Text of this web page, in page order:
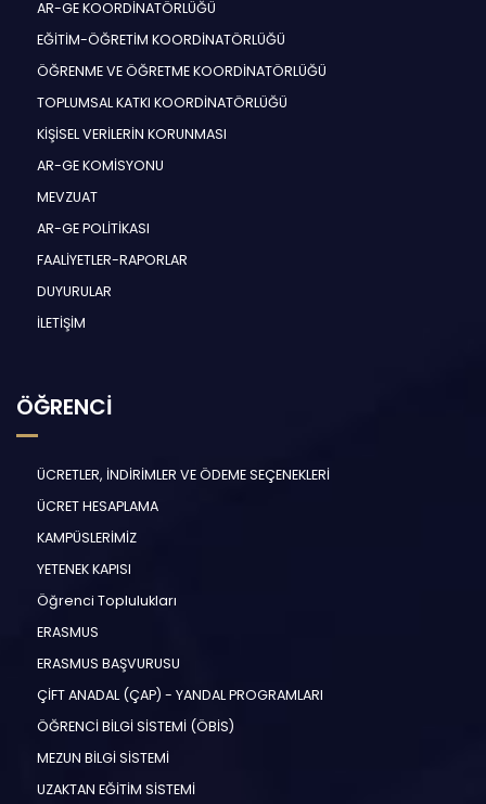
AR-GE KOORDİNATÖRLÜĞÜ
EĞİTİM-ÖĞRETİM KOORDİNATÖRLÜĞÜ
ÖĞRENME VE ÖĞRETME KOORDİNATÖRLÜĞÜ
TOPLUMSAL KATKI KOORDİNATÖRLÜĞÜ
KİŞİSEL VERİLERİN KORUNMASI
AR-GE KOMİSYONU
MEVZUAT
AR-GE POLİTİKASI
FAALİYETLER-RAPORLAR
DUYURULAR
İLETİŞİM
ÖĞRENCİ
ÜCRETLER, İNDİRİMLER VE ÖDEME SEÇENEKLERİ
ÜCRET HESAPLAMA
KAMPÜSLERİMİZ
YETENEK KAPISI
Öğrenci Toplulukları
ERASMUS
ERASMUS BAŞVURUSU
ÇİFT ANADAL (ÇAP) - YANDAL PROGRAMLARI
ÖĞRENCİ BİLGİ SİSTEMİ (ÖBİS)
MEZUN BİLGİ SİSTEMİ
UZAKTAN EĞİTİM SİSTEMİ